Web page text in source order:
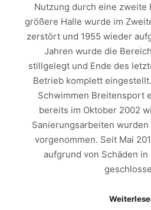
Nutzung durch eine zweite
größere Halle wurde im
zerstört und 1955 wieder
Jahren wurde die
stillgelegt und Ende des
Betrieb komplett
Schwimmen Breitensport
bereits im Oktober 2002
Sanierungsarbeiten
vorgenommen. Seit Mai
aufgrund von Schäden